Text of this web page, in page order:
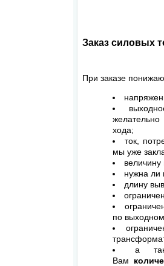
Заказ силовых
При заказе
желательно
хода;
ток,
мы уже
нужна ли
длину
по
а
Вам